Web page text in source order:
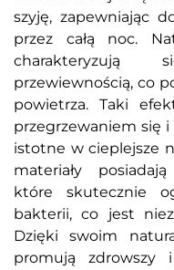
szyję, zapewniając
przez całą noc.
charakteryzują
przewiewnością, co
powietrza. Taki
przegrzewaniem się
istotne w cieplejsze
materiały
które skutecznie
bakterii, co jest
Dzięki swoim
promują zdrowszy